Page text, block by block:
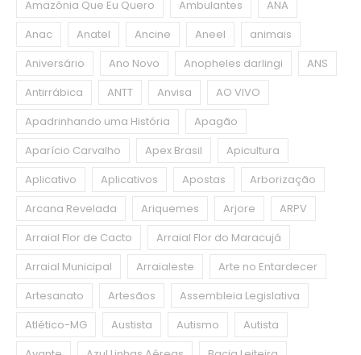
Amazônia Que Eu Quero Ambulantes
ANA
Anac
Anatel Ancine Aneel
animais
Aniversário
Ano Novo Anopheles darlingi
ANS
Antirrábica
ANTT Anvisa
AO VIVO
Apadrinhando uma História
Apagão
Aparício Carvalho
Apex Brasil
Apicultura
Aplicativo
Aplicativos Apostas
Arborização
Arcana Revelada
Ariquemes Arjore
ARPV
Arraial Flor de Cacto
Arraial Flor do Maracujá
Arraial Municipal
Arraialeste
Arte no Entardecer
Artesanato
Artesãos
Assembleia Legislativa
Atlético-MG
Austista Autismo
Autista